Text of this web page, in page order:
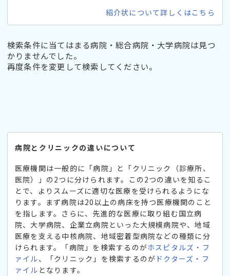
紹介状について詳しくはこちら
検索条件に当てはまる病院・総合病院・大学病院は見つ
かりませんでした。
再度条件を変更して検索してください。
病院とクリニックの違いについて
医療機関は一般的に「病院」と「クリニック（診療所、
医院）」の2つに分けられます。この2つの違いを知るこ
とで、よりスムーズに適切な医療を受けられるようにな
ります。まず病院は20以上の病床を持つ医療機関のこと
を指します。さらに、先進的な医療に取り組む国立病
院、大学病院、企業立病院といった大規模病院や、地域
医療を支える中核病院、地域密着型病院などの種類に分
けられます。「病院」を検索するのがホスピタルズ・フ
ァイル、「クリニック」を検索するのが ドクターズ・フ
ァイル となります。